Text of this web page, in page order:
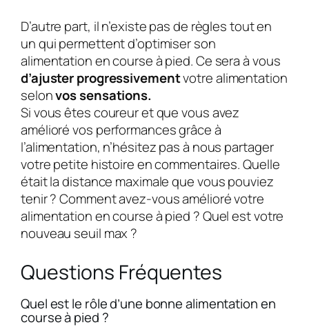
D’autre part, il n’existe pas de règles tout en
un qui permettent d’optimiser son
alimentation en course à pied. Ce sera à vous
d’ajuster progressivementvotre alimentation
selonvos sensations.
Si vous êtes coureur et que vous avez
amélioré vos performances grâce à
l’alimentation, n’hésitez pas à nous partager
votre petite histoire en commentaires. Quelle
était la distance maximale que vous pouviez
tenir ? Comment avez-vous amélioré votre
alimentation en course à pied ? Quel est votre
nouveau seuil max ?
Questions Fréquentes
Quel est le rôle d’une bonne alimentation en
course à pied ?